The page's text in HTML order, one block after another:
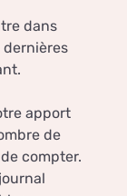
dans
dernières
apport
de
compter.